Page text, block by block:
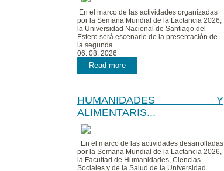
En el marco de las actividades organizadas
por la Semana Mundial de la Lactancia 2026,
la Universidad Nacional de Santiago del
Estero será escenario de la presentación de
la segunda...
06. 08. 2026
Read more
HUMANIDADES Y
ALIMENTARIS...
En el marco de las actividades desarrolladas
por la Semana Mundial de la Lactancia 2026,
la Facultad de Humanidades, Ciencias
Sociales y de la Salud de la Universidad